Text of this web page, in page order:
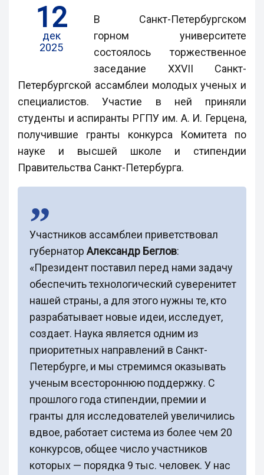
12
дек
2025
В Санкт-Петербургском
горном университете
состоялось торжественное
заседание XXVII Санкт-
Петербургской ассамблеи молодых ученых и
специалистов. Участие в ней приняли
студенты и аспиранты РГПУ им. А. И. Герцена,
получившие гранты конкурса Комитета по
науке и высшей школе и стипендии
Правительства Санкт-Петербурга.
Участников ассамблеи приветствовал
губернатор Александр Беглов:
«Президент поставил перед нами задачу
обеспечить технологический суверенитет
нашей страны, а для этого нужны те, кто
разрабатывает новые идеи, исследует,
создает. Наука является одним из
приоритетных направлений в Санкт-
Петербурге, и мы стремимся оказывать
ученым всестороннюю поддержку. С
прошлого года стипендии, премии и
гранты для исследователей увеличились
вдвое, работает система из более чем 20
конкурсов, общее число участников
которых — порядка 9 тыс. человек. У нас